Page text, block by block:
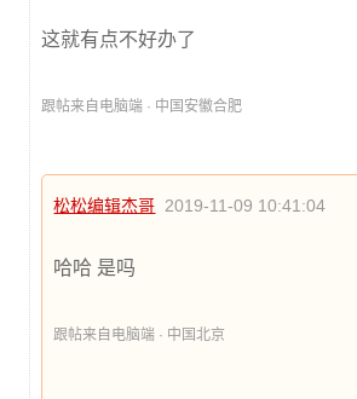
这就有点不好办了
跟帖来自电脑端 · 中国安徽合肥
松松编辑杰哥 2019-11-09 10:41:04
哈哈 是吗
跟帖来自电脑端 · 中国北京